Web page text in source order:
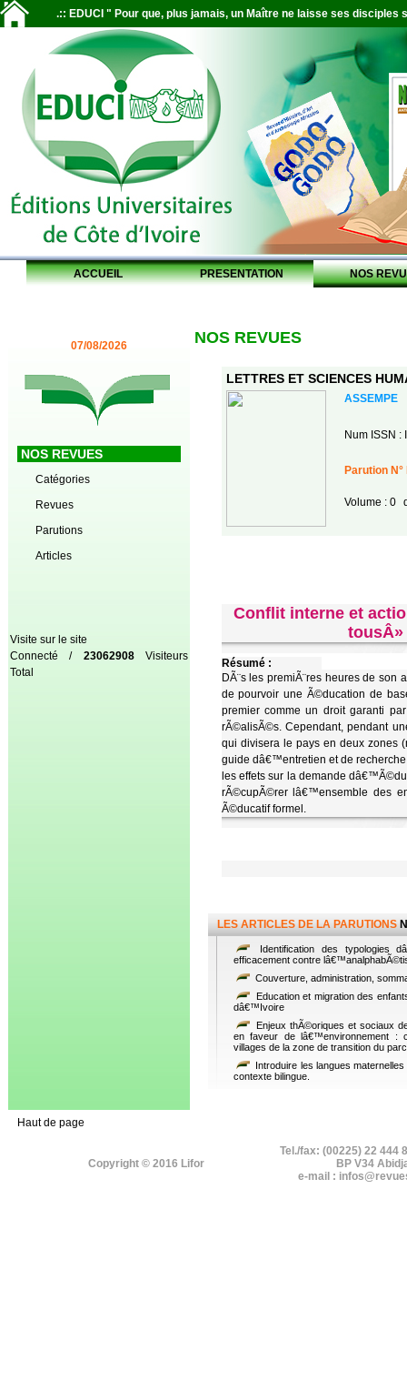
.:: EDUCI " Pour que, plus jamais, un Maître ne laisse ses disciples
ACCUEIL PRESENTATION NOS
07/08/2026
NOS REVUES
Catégories
Revues
Parutions
Articles
Visite sur le site
Connecté / 23062908Visiteurs
Total
NOS REVUES
LETTRES ET SCIENCES
ASSEMPE
Num ISSN :
Parution
Volume : 0
Conflit interne et
tousÂ»
Résumé :
DÃ¨s les premiÃ¨res heures de
de pourvoir une Ã©ducation de
premier comme un droit garanti
rÃ©alisÃ©s. Cependant, pendant
qui divisera le pays en deux
guide dâ€™entretien et de
les effets sur la demande
rÃ©cupÃ©rer lâ€™ensemble des
Ã©ducatif formel.
LES ARTICLES DE LA PARUTIONS
Identification des typologies
efficacement contre
Couverture, administration,
Education et migration des
dâ€™Ivoire
Enjeux thÃ©oriques et sociaux
en faveur de lâ€™environnement :
villages de la zone de transition du
Introduire les langues
contexte bilingue.
Haut de page
Copyright © 2016 Lifor
Tel./fax: (00225) 22 444
BP V34
e-mail :